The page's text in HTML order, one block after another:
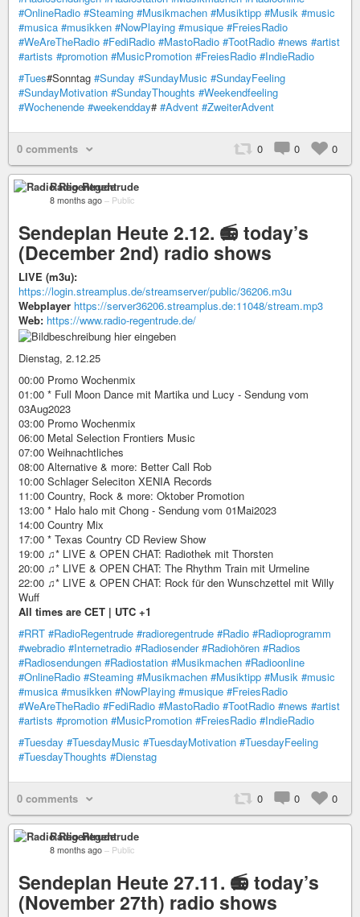
#OnlineRadio #Steaming #Musikmachen #Musiktipp #Musik #music
#musica #musikken #NowPlaying #musique #FreiesRadio
#WeAreTheRadio #FediRadio #MastoRadio #TootRadio #news #artist
#artists #promotion #MusicPromotion #FreiesRadio #IndieRadio
#Tues#Sonntag #Sunday #SundayMusic #SundayFeeling
#SundayMotivation #SundayThoughts #Weekendfeeling
#Wochenende #weekendday# #Advent #ZweiterAdvent
0 comments 0 0 0
Radio Regentrude
8 months ago – Public
Sendeplan Heute 2.12. 📻 today’s
(December 2nd) radio shows
LIVE (m3u):
https://login.streamplus.de/streamserver/public/36206.m3u
Webplayer https://server36206.streamplus.de:11048/stream.mp3
Web: https://www.radio-regentrude.de/
Dienstag, 2.12.25
00:00 Promo Wochenmix
01:00 * Full Moon Dance mit Martika und Lucy - Sendung vom
03Aug2023
03:00 Promo Wochenmix
06:00 Metal Selection Frontiers Music
07:00 Weihnachtliches
08:00 Alternative & more: Better Call Rob
10:00 Schlager Seleciton XENIA Records
11:00 Country, Rock & more: Oktober Promotion
13:00 * Halo halo mit Chong - Sendung vom 01Mai2023
14:00 Country Mix
17:00 * Texas Country CD Review Show
19:00 ♫* LIVE & OPEN CHAT: Radiothek mit Thorsten
20:00 ♫* LIVE & OPEN CHAT: The Rhythm Train mit Urmeline
22:00 ♫* LIVE & OPEN CHAT: Rock für den Wunschzettel mit Willy
Wuff
All times are CET | UTC +1
#RRT #RadioRegentrude #radioregentrude #Radio #Radioprogramm
#webradio #Internetradio #Radiosender #Radiohören #Radios
#Radiosendungen #Radiostation #Musikmachen #Radioonline
#OnlineRadio #Steaming #Musikmachen #Musiktipp #Musik #music
#musica #musikken #NowPlaying #musique #FreiesRadio
#WeAreTheRadio #FediRadio #MastoRadio #TootRadio #news #artist
#artists #promotion #MusicPromotion #FreiesRadio #IndieRadio
#Tuesday #TuesdayMusic #TuesdayMotivation #TuesdayFeeling
#TuesdayThoughts #Dienstag
0 comments 0 0 0
Radio Regentrude
8 months ago – Public
Sendeplan Heute 27.11. 📻 today’s
(November 27th) radio shows